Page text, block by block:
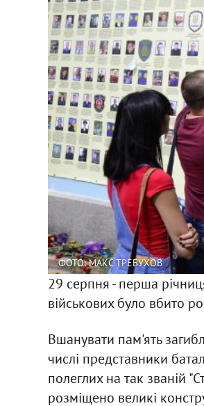
ФОТО: МАКС ТРЕБУХОВ
29 серпня - перша
військових було вбито
Вшанувати пам'ять
числі представники
полеглих на так званій
розміщено великі